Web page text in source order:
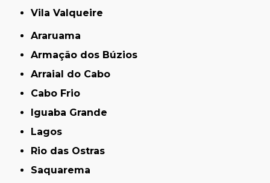
Vila Valqueire
Araruama
Armação dos Búzios
Arraial do Cabo
Cabo Frio
Iguaba Grande
Lagos
Rio das Ostras
Saquarema